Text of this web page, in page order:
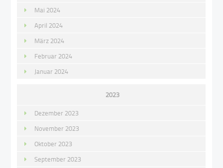
Mai 2024
April 2024
März 2024
Februar 2024
Januar 2024
2023
Dezember 2023
November 2023
Oktober 2023
September 2023